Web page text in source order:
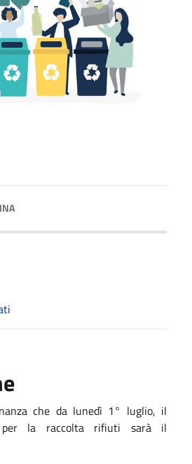
che da lunedì 1° luglio, il
per la raccolta rifiuti sarà il